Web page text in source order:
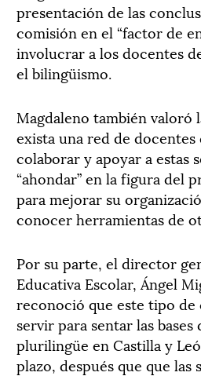
presentación de las
comisión en el “factor de
involucrar a los docentes
el bilingüismo.
Magdaleno también valoró
exista una red de docentes
colaborar y apoyar a estas
“ahondar” en la figura del
para mejorar su
conocer herramientas de
Por su parte, el director
Educativa Escolar, Ángel
reconoció que este tipo de
servir para sentar las
plurilingüe en Castilla y
plazo, después que que las